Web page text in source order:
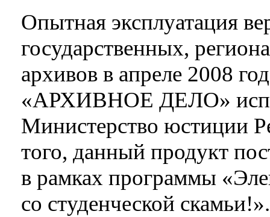
Опытная эксплуатация
государственных,
архивов в апреле 2008
«АРХИВНОЕ ДЕЛО»
Министерство юстиции
того, данный продукт
в рамках программы
со студенческой скамьи!».